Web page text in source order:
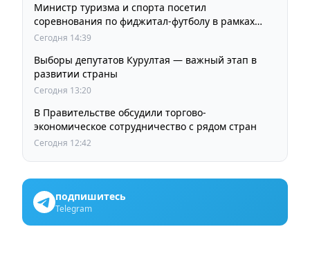
Министр туризма и спорта посетил
соревнования по фиджитал-футболу в рамках
«Игр Будущего 2026»
Сегодня 14:39
Выборы депутатов Курултая — важный этап в
развитии страны
Сегодня 13:20
В Правительстве обсудили торгово-
экономическое сотрудничество с рядом стран
Сегодня 12:42
подпишитесь
Telegram